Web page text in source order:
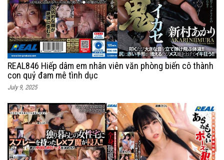
REAL846 Hiếp dâm em nhân viên văn phòng biến cô thành
con quỷ đam mê tình dục
July 9, 2025